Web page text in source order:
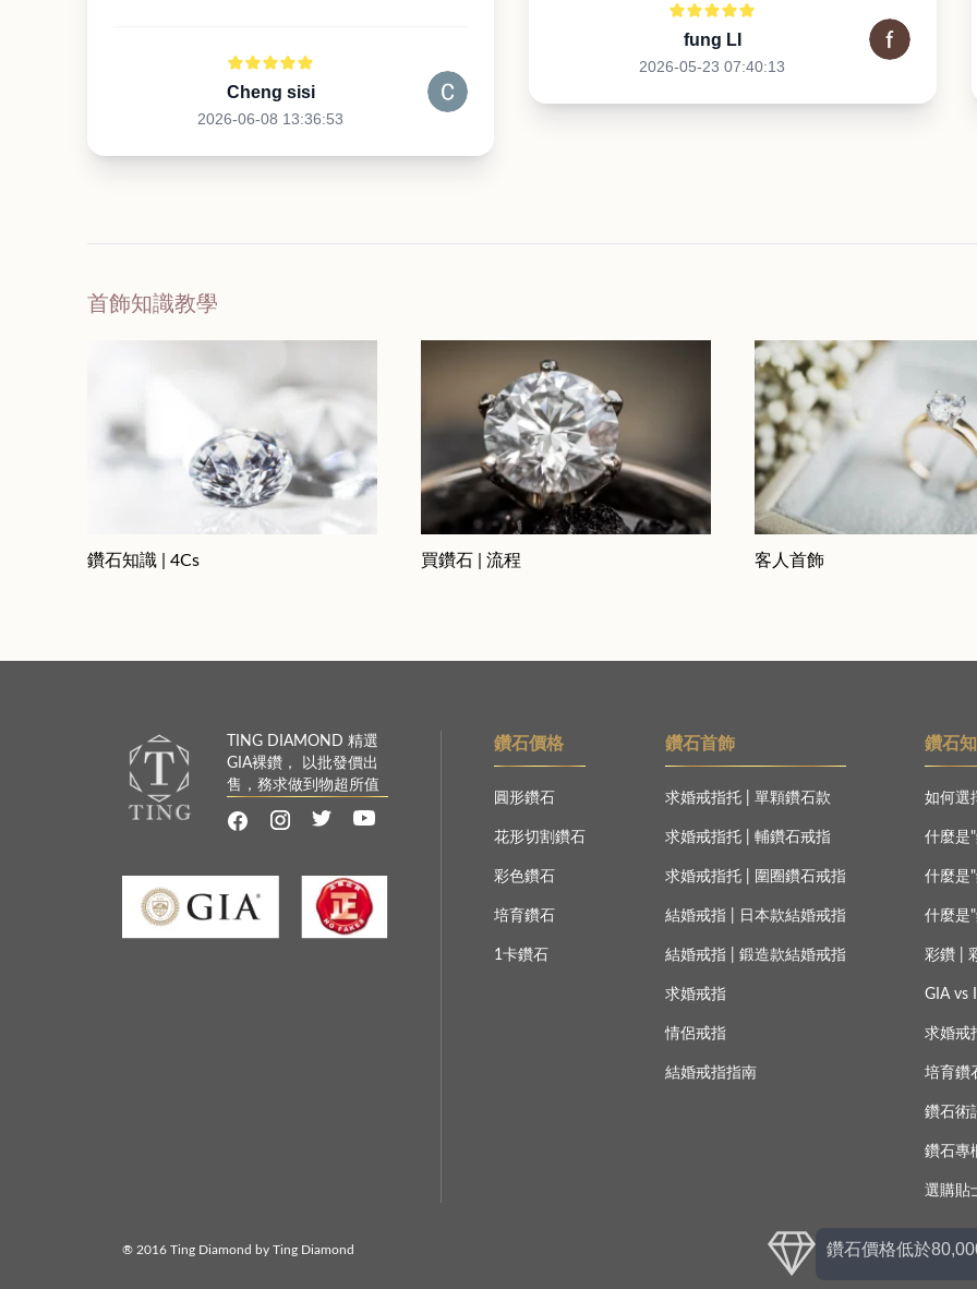
鑽石價格低於
Cheng sisi
2026-06-08 13:36:53
fung LI
2026-05-23 07:40:13
首飾知識教學
鑽石知識 | 4Cs 買鑽石 | 流程 客人首飾
TING DIAMOND 精選
GIA裸鑽， 以批發價出
售，務求做到物超所值
鑽石價格
圓形鑽石
花形切割鑽石
彩色鑽石
培育鑽石
1卡鑽石
鑽石首飾
求婚戒指托 單顆鑽石款
求婚戒指托 輔鑽石戒指
求婚戒指托 圍圈鑽石戒指
結婚戒指 日本款結婚戒指
結婚戒指 鍛造款結婚戒指
求婚戒指
情侶戒指
結婚戒指指南
鑽石
如何選
什麼是
什麼是
什麼是
彩鑽 |
GIA vs
求婚戒
培育鑽
鑽石術
鑽石專
選購貼
® 2016 Ting Diamond by Ting Diamond